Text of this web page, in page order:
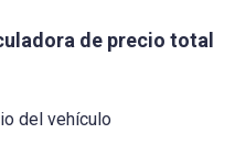
de precio total
del vehículo